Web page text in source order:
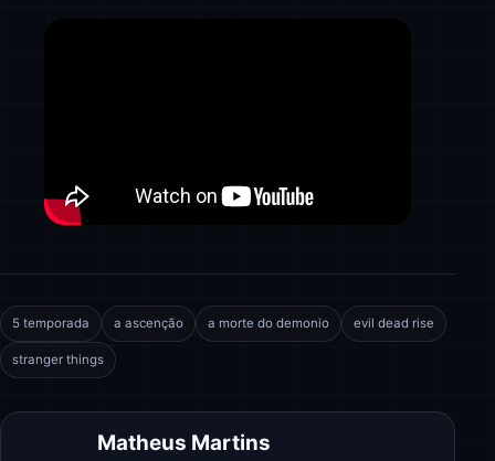
5 temporada a ascenção a morte do demonio evil dead rise
stranger things
Matheus Martins